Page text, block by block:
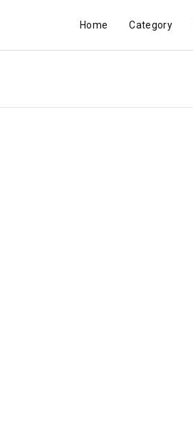
Home Category